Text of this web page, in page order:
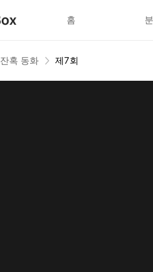
홈
잔혹 동화 제7회